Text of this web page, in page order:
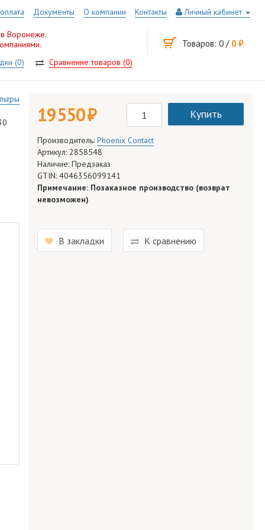
Личный кабинет
Контакты
О компании
Документы
Воронеже.
Товаров: 0 / 0 руб.
(0)
Сравнение товаров (0)
19 550 руб. Купить
Производитель: Phoenix Contact
Артикул: 2858548
Наличие: Предзаказ
GTIN: 4046356099141
Примечание: Позаказное производство (возврат
невозможен)
В закладки К сравнению